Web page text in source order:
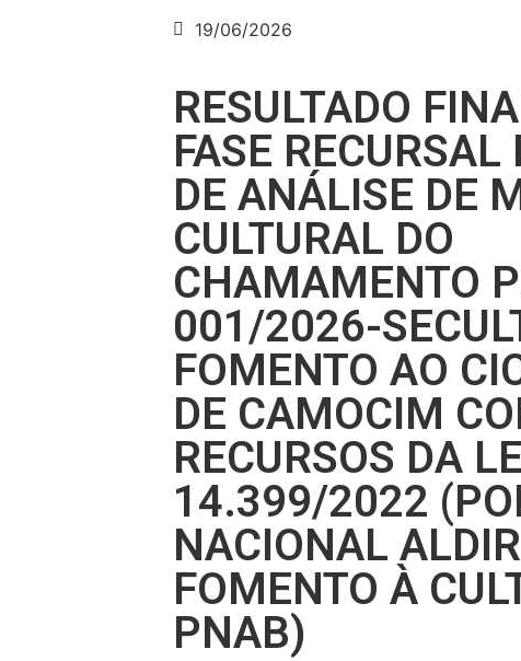
19/06/2026
RESULTADO
FASE RECURSAL
DE ANÁLISE DE
CULTURAL DO
CHAMAMENTO
001/2026-
FOMENTO AO
DE CAMOCIM
RECURSOS DA
14.399/2022
NACIONAL
FOMENTO À
PNAB)